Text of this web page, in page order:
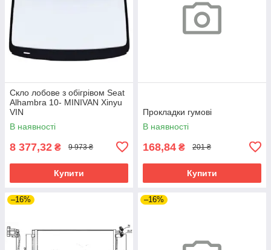
Скло лобове з обігрівом Seat
Alhambra 10- MINIVAN Xinyu
VIN
В наявності
8 377,32 ₴ 9 973 ₴
Купити
Прокладки гумові
В наявності
168,84 ₴ 201 ₴
Купити
–16% –16%